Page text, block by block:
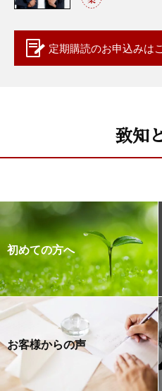
定期購読のお申込みは
致知
初めての方へ
お客様からの声